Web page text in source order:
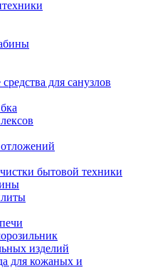
для санузлов
бытовой техники
изделий
для кожаных и